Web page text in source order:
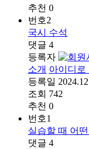
추천 0
번호2
국시 수석
댓글 4
등록자
소개 아이디로
등록일
조회 742
추천 0
번호1
실습할 때 어
댓글 4